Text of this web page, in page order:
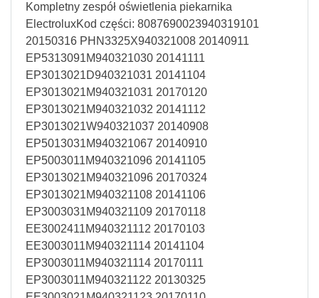
Kompletny zespół oświetlenia piekarnika
ElectroluxKod części: 8087690023940319101
20150316 PHN3325X940321008 20140911
EP5313091M940321030 20141111
EP3013021D940321031 20141104
EP3013021M940321031 20170120
EP3013021M940321032 20141112
EP3013021W940321037 20140908
EP5013031M940321067 20140910
EP5003011M940321096 20141105
EP3013021M940321096 20170324
EP3013021M940321108 20141106
EP3003031M940321109 20170118
EE3002411M940321112 20170103
EE3003011M940321114 20141104
EP3003011M940321114 20170111
EP3003011M940321122 20130325